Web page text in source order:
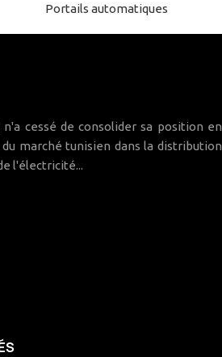
Portails automatiques
n'a cessé de consolider sa position en
marché tunisien dans la distribution
l'électricité...